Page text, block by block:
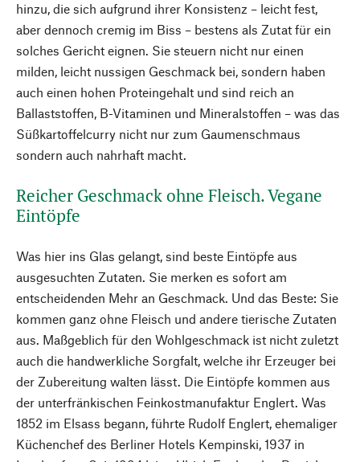
hinzu, die sich aufgrund ihrer Konsistenz – leicht fest,
aber dennoch cremig im Biss – bestens als Zutat für ein
solches Gericht eignen. Sie steuern nicht nur einen
milden, leicht nussigen Geschmack bei, sondern haben
auch einen hohen Proteingehalt und sind reich an
Ballaststoffen, B-Vitaminen und Mineralstoffen – was das
Süßkartoffelcurry nicht nur zum Gaumenschmaus
sondern auch nahrhaft macht.
Reicher Geschmack ohne Fleisch. Vegane
Eintöpfe
Was hier ins Glas gelangt, sind beste Eintöpfe aus
ausgesuchten Zutaten. Sie merken es sofort am
entscheidenden Mehr an Geschmack. Und das Beste: Sie
kommen ganz ohne Fleisch und andere tierische Zutaten
aus. Maßgeblich für den Wohlgeschmack ist nicht zuletzt
auch die handwerk­liche Sorgfalt, welche ihr Erzeuger bei
der Zubereitung walten lässt. Die Eintöpfe kommen aus
der unterfränkischen Feinkostmanufaktur Englert. Was
1852 im Elsass begann, führte Rudolf Englert, ehemaliger
Küchenchef des ­Berliner Hotels Kempinski, 1937 in